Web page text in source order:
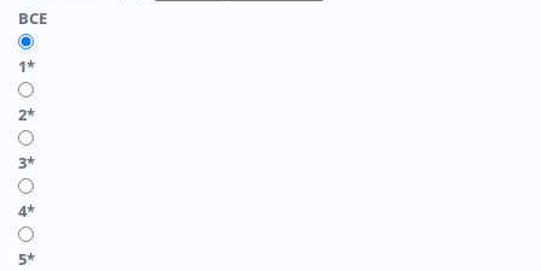
ВСЕ
1*
2*
3*
4*
5*